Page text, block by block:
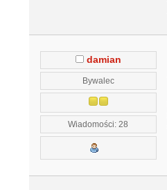
damian
Bywalec
Wiadomości: 28